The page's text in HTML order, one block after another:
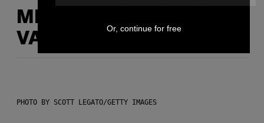
MEER
VAN DIT
PHOTO BY SCOTT LEGATO/GETTY IMAGES
Or, continue for free